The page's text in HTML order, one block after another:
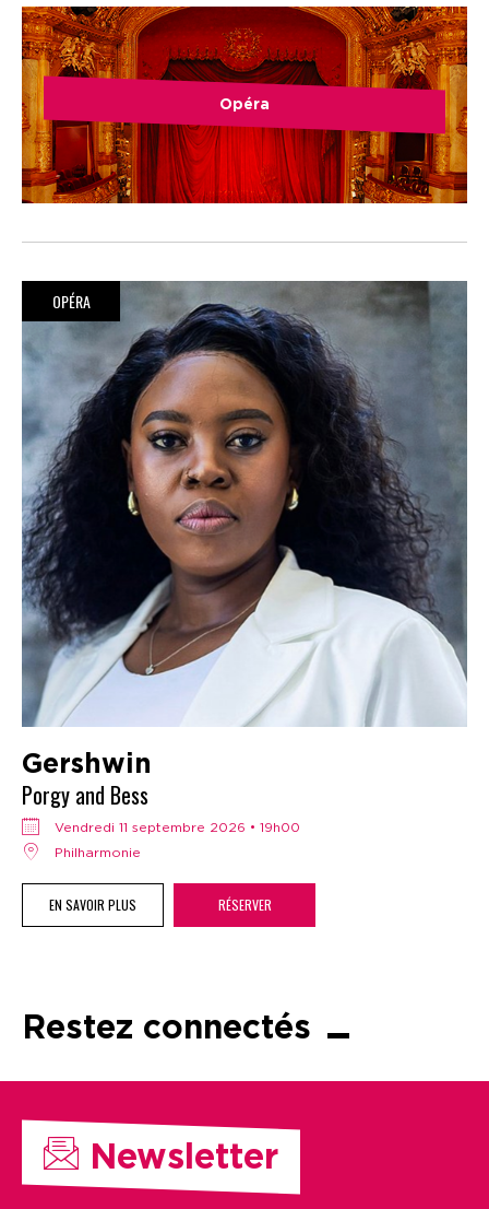
Opéra
OPÉRA
Gershwin
Porgy and Bess
vendredi 11 septembre 2026 • 19h00
Philharmonie
EN SAVOIR PLUS RÉSERVER
Restez connectés
Newsletter